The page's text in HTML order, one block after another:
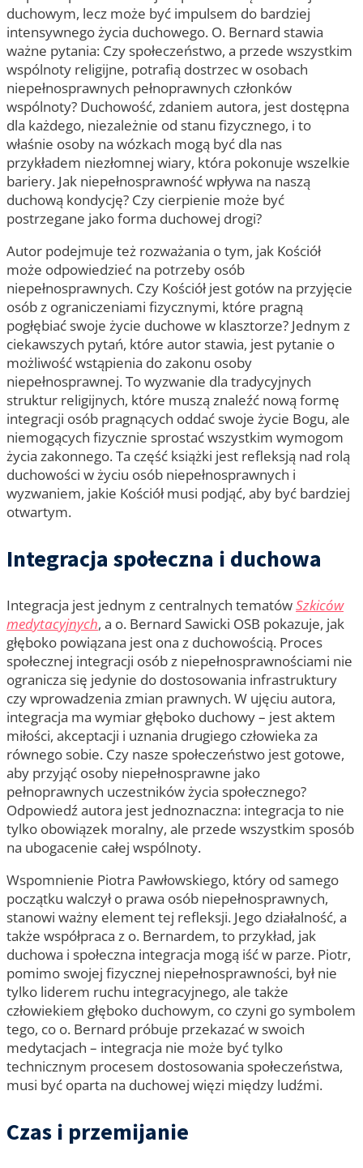
duchowym, lecz może być impulsem do bardziej
intensywnego życia duchowego. O. Bernard stawia
ważne pytania: Czy społeczeństwo, a przede wszystkim
wspólnoty religijne, potrafią dostrzec w osobach
niepełnosprawnych pełnoprawnych członków
wspólnoty? Duchowość, zdaniem autora, jest dostępna
dla każdego, niezależnie od stanu fizycznego, i to
właśnie osoby na wózkach mogą być dla nas
przykładem niezłomnej wiary, która pokonuje wszelkie
bariery. Jak niepełnosprawność wpływa na naszą
duchową kondycję? Czy cierpienie może być
postrzegane jako forma duchowej drogi?
Autor podejmuje też rozważania o tym, jak Kościół
może odpowiedzieć na potrzeby osób
niepełnosprawnych. Czy Kościół jest gotów na przyjęcie
osób z ograniczeniami fizycznymi, które pragną
pogłębiać swoje życie duchowe w klasztorze? Jednym z
ciekawszych pytań, które autor stawia, jest pytanie o
możliwość wstąpienia do zakonu osoby
niepełnosprawnej. To wyzwanie dla tradycyjnych
struktur religijnych, które muszą znaleźć nową formę
integracji osób pragnących oddać swoje życie Bogu, ale
niemogących fizycznie sprostać wszystkim wymogom
życia zakonnego. Ta część książki jest refleksją nad rolą
duchowości w życiu osób niepełnosprawnych i
wyzwaniem, jakie Kościół musi podjąć, aby być bardziej
otwartym.
Integracja społeczna i duchowa
Integracja jest jednym z centralnych tematówSzkiców
medytacyjnych, a o. Bernard Sawicki OSB pokazuje, jak
głęboko powiązana jest ona z duchowością. Proces
społecznej integracji osób z niepełnosprawnościami nie
ogranicza się jedynie do dostosowania infrastruktury
czy wprowadzenia zmian prawnych. W ujęciu autora,
integracja ma wymiar głęboko duchowy – jest aktem
miłości, akceptacji i uznania drugiego człowieka za
równego sobie. Czy nasze społeczeństwo jest gotowe,
aby przyjąć osoby niepełnosprawne jako
pełnoprawnych uczestników życia społecznego?
Odpowiedź autora jest jednoznaczna: integracja to nie
tylko obowiązek moralny, ale przede wszystkim sposób
na ubogacenie całej wspólnoty.
Wspomnienie Piotra Pawłowskiego, który od samego
początku walczył o prawa osób niepełnosprawnych,
stanowi ważny element tej refleksji. Jego działalność, a
także współpraca z o. Bernardem, to przykład, jak
duchowa i społeczna integracja mogą iść w parze. Piotr,
pomimo swojej fizycznej niepełnosprawności, był nie
tylko liderem ruchu integracyjnego, ale także
człowiekiem głęboko duchowym, co czyni go symbolem
tego, co o. Bernard próbuje przekazać w swoich
medytacjach – integracja nie może być tylko
technicznym procesem dostosowania społeczeństwa,
musi być oparta na duchowej więzi między ludźmi.
Czas i przemijanie